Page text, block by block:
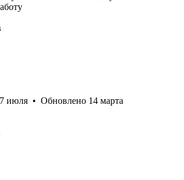
июля • Обновлено 14 марта